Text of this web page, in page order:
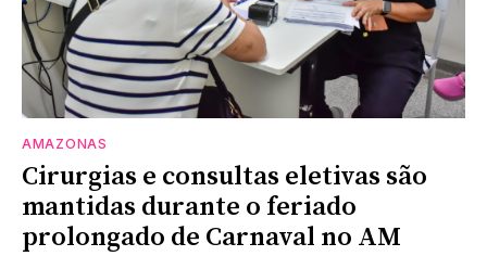
AMAZONAS
Cirurgias e consultas eletivas são
mantidas durante o feriado
prolongado de Carnaval no AM